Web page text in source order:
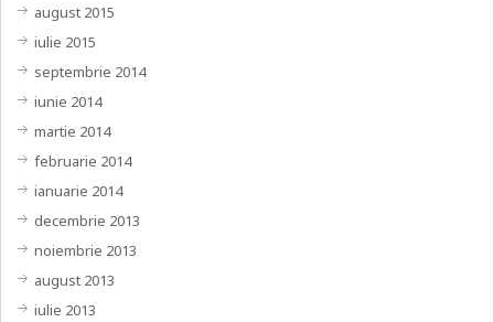
august 2015
iulie 2015
septembrie 2014
iunie 2014
martie 2014
februarie 2014
ianuarie 2014
decembrie 2013
noiembrie 2013
august 2013
iulie 2013